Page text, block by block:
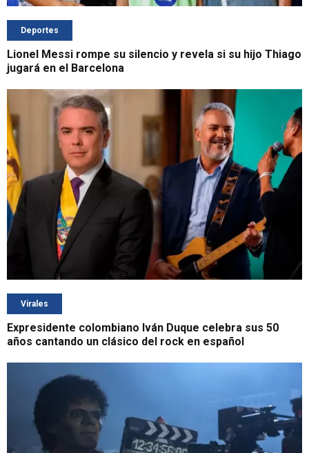
Deportes
Lionel Messi rompe su silencio y revela si su hijo Thiago
jugará en el Barcelona
Virales
Expresidente colombiano Iván Duque celebra sus 50
años cantando un clásico del rock en español